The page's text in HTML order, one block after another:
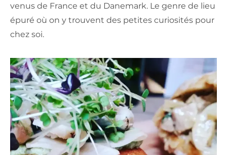
venus de France et du Danemark. Le genre de lieu
épuré où on y trouvent des petites curiosités pour
chez soi.